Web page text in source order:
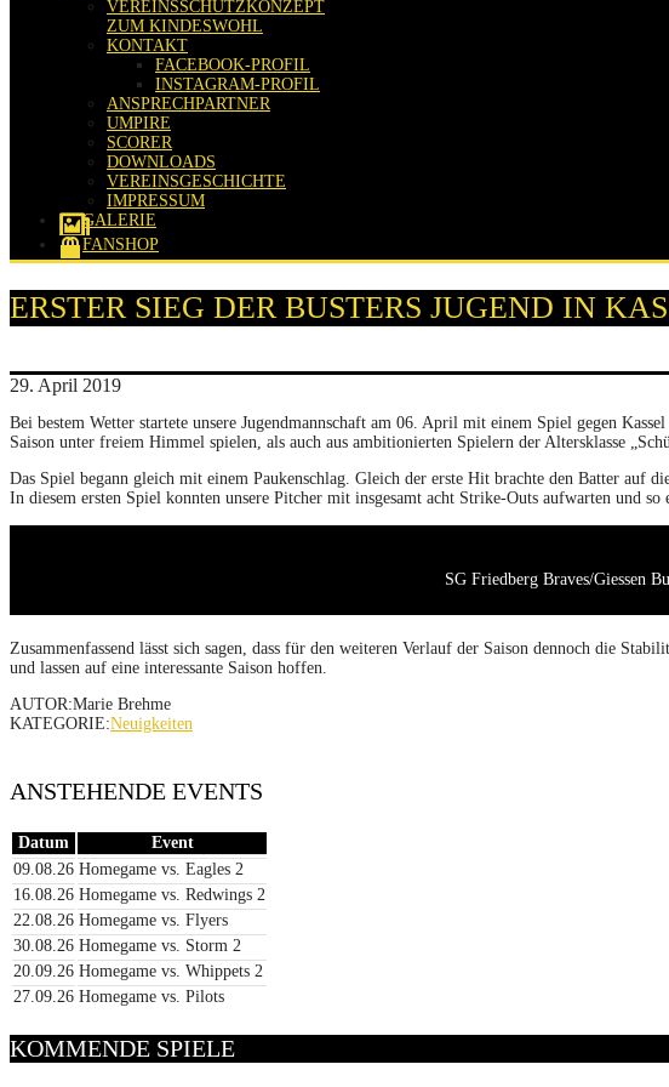
VEREINSSCHUTZKONZEPT
ZUM KINDESWOHL
KONTAKT
FACEBOOK-PROFIL
INSTAGRAM-PROFIL
ANSPRECHPARTNER
UMPIRE
SCORER
DOWNLOADS
VEREINSGESCHICHTE
IMPRESSUM
GALERIE
FANSHOP
ERSTER SIEG DER BUSTERS JUGEND IN
29. April 2019
Bei bestem Wetter startete unsere Jugendmannschaft am 06. April mit einem Spiel gegen
Saison unter freiem Himmel spielen, als auch aus ambitionierten Spielern der Altersklasse
Das Spiel begann gleich mit einem Paukenschlag. Gleich der erste Hit brachte den Batter auf
In diesem ersten Spiel konnten unsere Pitcher mit insgesamt acht Strike-Outs aufwarten und so
SG Friedberg Braves/Giessen
Zusammenfassend lässt sich sagen, dass für den weiteren Verlauf der Saison dennoch die
und lassen auf eine interessante Saison hoffen.
AUTOR:Marie Brehme
KATEGORIE:Neuigkeiten
ANSTEHENDE EVENTS
Datum
Event
09.08.26 Homegame vs. Eagles 2
16.08.26 Homegame vs. Redwings 2
22.08.26 Homegame vs. Flyers
30.08.26 Homegame vs. Storm 2
20.09.26 Homegame vs. Whippets 2
27.09.26 Homegame vs. Pilots
KOMMENDE SPIELE